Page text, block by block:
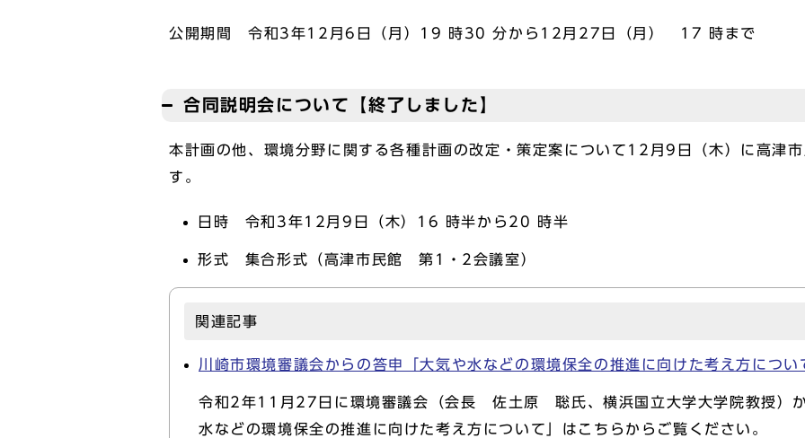
公開期間 令和3年12月6日（月）19 時30 分から12月27日（月） 17 時まで
合同説明会について【終了しました】
本計画の他、環境分野に関する各種計画の改定・策定案について12月9日（木）に高津
す。
日時 令和3年12月9日（木）16 時半から20 時半
形式 集合形式（高津市民館 第1・2会議室）
関連記事
川崎市環境審議会からの答申「大気や水などの環境保全の推進に向けた考え方につい
令和2年11月27日に環境審議会（会長 佐土原 聡氏、横浜国立大学大学院教授）か
水などの環境保全の推進に向けた考え方について」はこちらからご覧ください。